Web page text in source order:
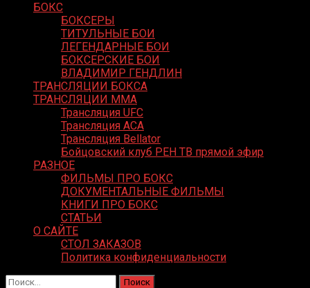
БОКС
БОКСЕРЫ
ТИТУЛЬНЫЕ БОИ
ЛЕГЕНДАРНЫЕ БОИ
БОКСЕРСКИЕ БОИ
ВЛАДИМИР ГЕНДЛИН
ТРАНСЛЯЦИИ БОКСА
ТРАНСЛЯЦИИ MMA
Трансляция UFC
Трансляция ACA
Трансляция Bellator
Бойцовский клуб РЕН ТВ прямой эфир
РАЗНОЕ
ФИЛЬМЫ ПРО БОКС
ДОКУМЕНТАЛЬНЫЕ ФИЛЬМЫ
КНИГИ ПРО БОКС
СТАТЬИ
О САЙТЕ
СТОЛ ЗАКАЗОВ
Политика конфиденциальности
Найти: